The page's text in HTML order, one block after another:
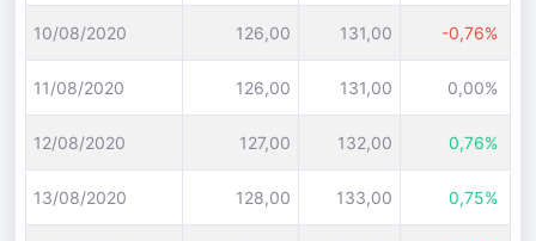
10/08/2020 126,00 131,00 -0,76%
11/08/2020 126,00 131,00 0,00%
12/08/2020 127,00 132,00 0,76%
13/08/2020 128,00 133,00 0,75%